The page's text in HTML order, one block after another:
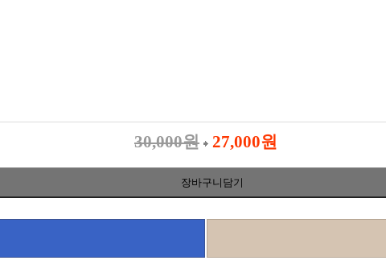
30,000원 27,000원